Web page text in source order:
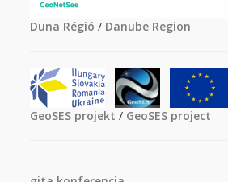
Duna Régió / Danube Region
GeoSES projekt / GeoSES project